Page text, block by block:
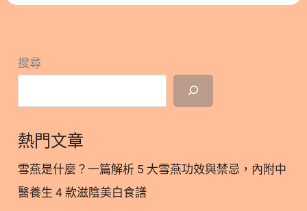
者 林安安營養師 營養師、健康講師、專欄作家、直
療走出，努力鑽研寵物營養、運動營養、美容營養等
領域，期許用自身經驗和營養專業帶給世界美好溫
柔。 瀏覽次數： 9
搜尋
熱門文章
雪燕是什麼？一篇解析 5 大雪燕功效與禁忌，內附中
醫養生 4 款滋陰美白食譜